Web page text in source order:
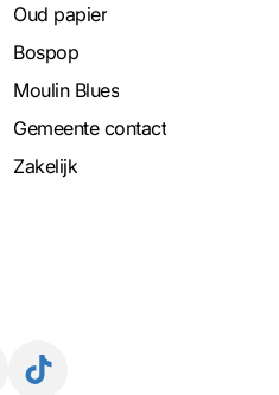
Oud papier
Bospop
Moulin Blues
Gemeente contact
Zakelijk